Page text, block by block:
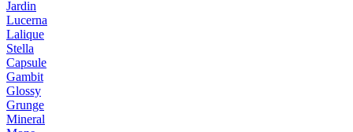
Jardin
Lucerna
Lalique
Stella
Capsule
Gambit
Glossy
Grunge
Mineral